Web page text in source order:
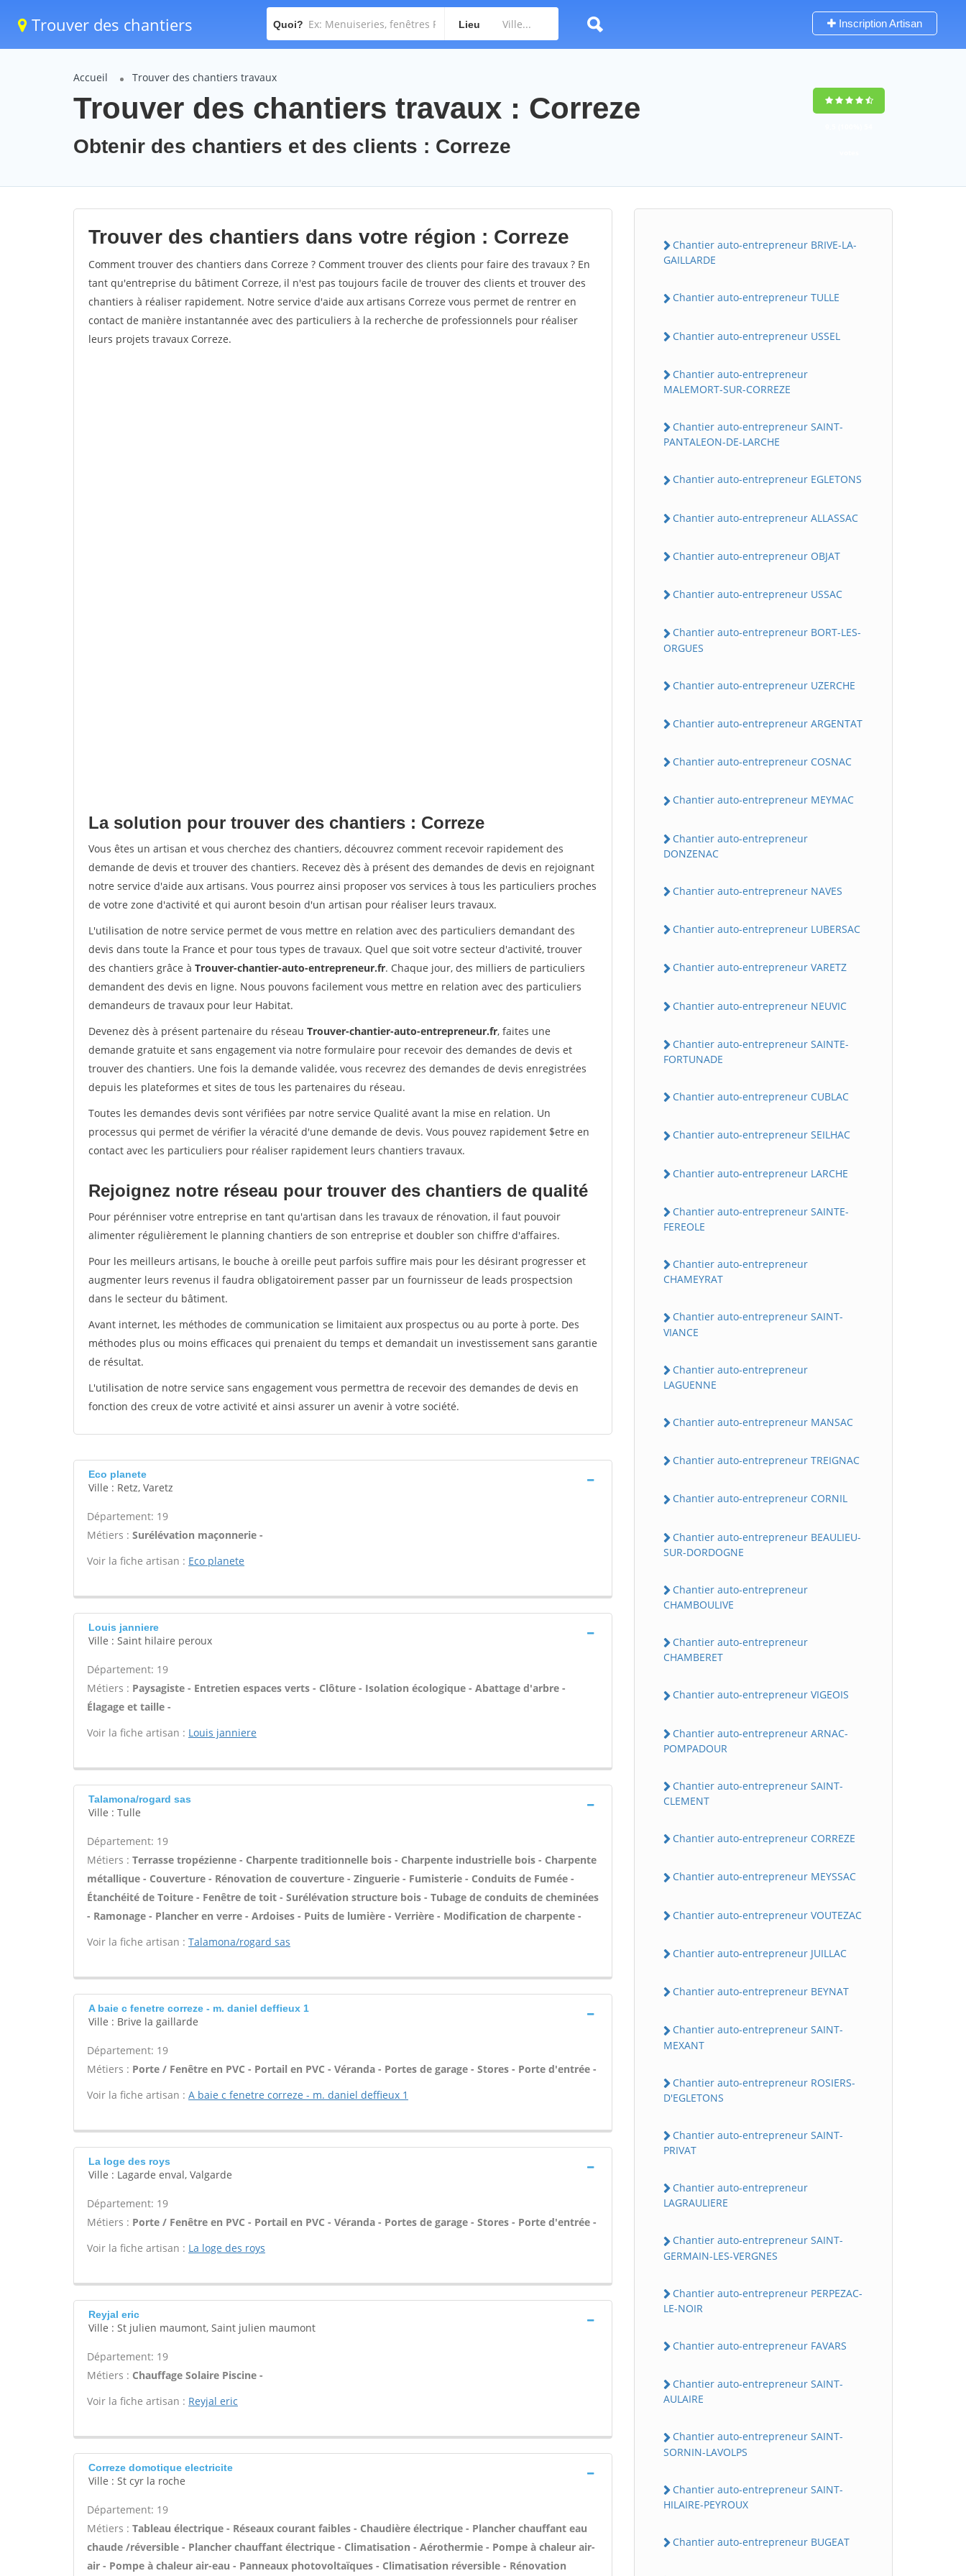
Trouver des chantiers Quoi? Lieu Inscription Artisan
Accueil Trouver des chantiers travaux
Trouver des chantiers travaux : Correze
Obtenir des chantiers et des clients : Correze
Trouver des chantiers dans votre région : Correze
Comment trouver des chantiers dans Correze ? Comment trouver des clients pour faire des travaux ? En
tant qu'entreprise du bâtiment Correze, il n'est pas toujours facile de trouver des clients et trouver des
chantiers à réaliser rapidement. Notre service d'aide aux artisans Correze vous permet de rentrer en
contact de manière instantannée avec des particuliers à la recherche de professionnels pour réaliser
leurs projets travaux Correze.
La solution pour trouver des chantiers : Correze
Vous êtes un artisan et vous cherchez des chantiers, découvrez comment recevoir rapidement des
demande de devis et trouver des chantiers. Recevez dès à présent des demandes de devis en rejoignant
notre service d'aide aux artisans. Vous pourrez ainsi proposer vos services à tous les particuliers proches
de votre zone d'activité et qui auront besoin d'un artisan pour réaliser leurs travaux.
L'utilisation de notre service permet de vous mettre en relation avec des particuliers demandant des
devis dans toute la France et pour tous types de travaux. Quel que soit votre secteur d'activité, trouver
des chantiers grâce à Trouver-chantier-auto-entrepreneur.fr. Chaque jour, des milliers de particuliers
demandent des devis en ligne. Nous pouvons facilement vous mettre en relation avec des particuliers
demandeurs de travaux pour leur Habitat.
Devenez dès à présent partenaire du réseau Trouver-chantier-auto-entrepreneur.fr, faites une
demande gratuite et sans engagement via notre formulaire pour recevoir des demandes de devis et
trouver des chantiers. Une fois la demande validée, vous recevrez des demandes de devis enregistrées
depuis les plateformes et sites de tous les partenaires du réseau.
Toutes les demandes devis sont vérifiées par notre service Qualité avant la mise en relation. Un
processus qui permet de vérifier la véracité d'une demande de devis. Vous pouvez rapidement $etre en
contact avec les particuliers pour réaliser rapidement leurs chantiers travaux.
Rejoignez notre réseau pour trouver des chantiers de qualité
Pour pérénniser votre entreprise en tant qu'artisan dans les travaux de rénovation, il faut pouvoir
alimenter régulièrement le planning chantiers de son entreprise et doubler son chiffre d'affaires.
Pour les meilleurs artisans, le bouche à oreille peut parfois suffire mais pour les désirant progresser et
augmenter leurs revenus il faudra obligatoirement passer par un fournisseur de leads prospectsion
dans le secteur du bâtiment.
Avant internet, les méthodes de communication se limitaient aux prospectus ou au porte à porte. Des
méthodes plus ou moins efficaces qui prenaient du temps et demandait un investissement sans garantie
de résultat.
L'utilisation de notre service sans engagement vous permettra de recevoir des demandes de devis en
fonction des creux de votre activité et ainsi assurer un avenir à votre société.
Eco planete
Ville : Retz, Varetz
Département: 19
Métiers : Surélévation maçonnerie -
Voir la fiche artisan : Eco planete
Louis janniere
Ville : Saint hilaire peroux
Département: 19
Métiers : Paysagiste - Entretien espaces verts - Clôture - Isolation écologique - Abattage d'arbre -
Élagage et taille -
Voir la fiche artisan : Louis janniere
Talamona/rogard sas
Ville : Tulle
Département: 19
Métiers : Terrasse tropézienne - Charpente traditionnelle bois - Charpente industrielle bois - Charpente
métallique - Couverture - Rénovation de couverture - Zinguerie - Fumisterie - Conduits de Fumée -
Étanchéité de Toiture - Fenêtre de toit - Surélévation structure bois - Tubage de conduits de cheminées
- Ramonage - Plancher en verre - Ardoises - Puits de lumière - Verrière - Modification de charpente -
Voir la fiche artisan : Talamona/rogard sas
A baie c fenetre correze - m. daniel deffieux 1
Ville : Brive la gaillarde
Département: 19
Métiers : Porte / Fenêtre en PVC - Portail en PVC - Véranda - Portes de garage - Stores - Porte d'entrée -
Voir la fiche artisan : A baie c fenetre correze - m. daniel deffieux 1
La loge des roys
Ville : Lagarde enval, Valgarde
Département: 19
Métiers : Porte / Fenêtre en PVC - Portail en PVC - Véranda - Portes de garage - Stores - Porte d'entrée -
Voir la fiche artisan : La loge des roys
Reyjal eric
Ville : St julien maumont, Saint julien maumont
Département: 19
Métiers : Chauffage Solaire Piscine -
Voir la fiche artisan : Reyjal eric
Correze domotique electricite
Ville : St cyr la roche
Département: 19
Métiers : Tableau électrique - Réseaux courant faibles - Chaudière électrique - Plancher chauffant eau
chaude /réversible - Plancher chauffant électrique - Climatisation - Aérothermie - Pompe à chaleur air-
air - Pompe à chaleur air-eau - Panneaux photovoltaïques - Climatisation réversible - Rénovation
Chantier auto-entrepreneur BRIVE-LA-
GAILLARDE
Chantier auto-entrepreneur TULLE
Chantier auto-entrepreneur USSEL
Chantier auto-entrepreneur
MALEMORT-SUR-CORREZE
Chantier auto-entrepreneur SAINT-
PANTALEON-DE-LARCHE
Chantier auto-entrepreneur EGLETONS
Chantier auto-entrepreneur ALLASSAC
Chantier auto-entrepreneur OBJAT
Chantier auto-entrepreneur USSAC
Chantier auto-entrepreneur BORT-LES-
ORGUES
Chantier auto-entrepreneur UZERCHE
Chantier auto-entrepreneur ARGENTAT
Chantier auto-entrepreneur COSNAC
Chantier auto-entrepreneur MEYMAC
Chantier auto-entrepreneur
DONZENAC
Chantier auto-entrepreneur NAVES
Chantier auto-entrepreneur LUBERSAC
Chantier auto-entrepreneur VARETZ
Chantier auto-entrepreneur NEUVIC
Chantier auto-entrepreneur SAINTE-
FORTUNADE
Chantier auto-entrepreneur CUBLAC
Chantier auto-entrepreneur SEILHAC
Chantier auto-entrepreneur LARCHE
Chantier auto-entrepreneur SAINTE-
FEREOLE
Chantier auto-entrepreneur
CHAMEYRAT
Chantier auto-entrepreneur SAINT-
VIANCE
Chantier auto-entrepreneur
LAGUENNE
Chantier auto-entrepreneur MANSAC
Chantier auto-entrepreneur TREIGNAC
Chantier auto-entrepreneur CORNIL
Chantier auto-entrepreneur BEAULIEU-
SUR-DORDOGNE
Chantier auto-entrepreneur
CHAMBOULIVE
Chantier auto-entrepreneur
CHAMBERET
Chantier auto-entrepreneur VIGEOIS
Chantier auto-entrepreneur ARNAC-
POMPADOUR
Chantier auto-entrepreneur SAINT-
CLEMENT
Chantier auto-entrepreneur CORREZE
Chantier auto-entrepreneur MEYSSAC
Chantier auto-entrepreneur VOUTEZAC
Chantier auto-entrepreneur JUILLAC
Chantier auto-entrepreneur BEYNAT
Chantier auto-entrepreneur SAINT-
MEXANT
Chantier auto-entrepreneur ROSIERS-
D'EGLETONS
Chantier auto-entrepreneur SAINT-
PRIVAT
Chantier auto-entrepreneur
LAGRAULIERE
Chantier auto-entrepreneur SAINT-
GERMAIN-LES-VERGNES
Chantier auto-entrepreneur PERPEZAC-
LE-NOIR
Chantier auto-entrepreneur FAVARS
Chantier auto-entrepreneur SAINT-
AULAIRE
Chantier auto-entrepreneur SAINT-
SORNIN-LAVOLPS
Chantier auto-entrepreneur SAINT-
HILAIRE-PEYROUX
Chantier auto-entrepreneur BUGEAT